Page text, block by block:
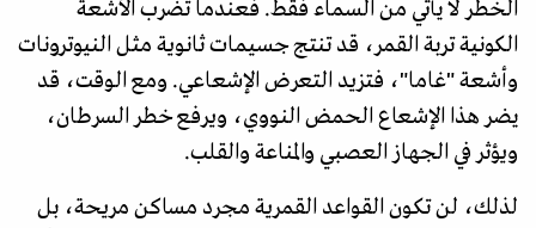
الخطر لا يأتي من السماء فقط. فعندما تضرب الأشعة
الكونية تربة القمر، قد تنتج جسيمات ثانوية مثل النيوترونات
وأشعة "غاما"، فتزيد التعرض الإشعاعي. ومع الوقت، قد
يضر هذا الإشعاع الحمض النووي، ويرفع خطر السرطان،
ويؤثر في الجهاز العصبي والمناعة والقلب.
لذلك، لن تكون القواعد القمرية مجرد مساكن مريحة، بل